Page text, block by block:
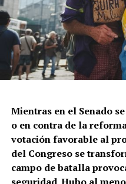
Mientras en el Senado
o en contra de la
votación favorable al
del Congreso se
campo de batalla